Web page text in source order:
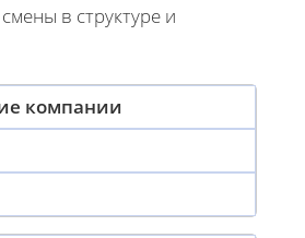
в структуре и
компании